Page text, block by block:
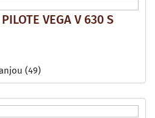
VEGA V 630 S
(49)